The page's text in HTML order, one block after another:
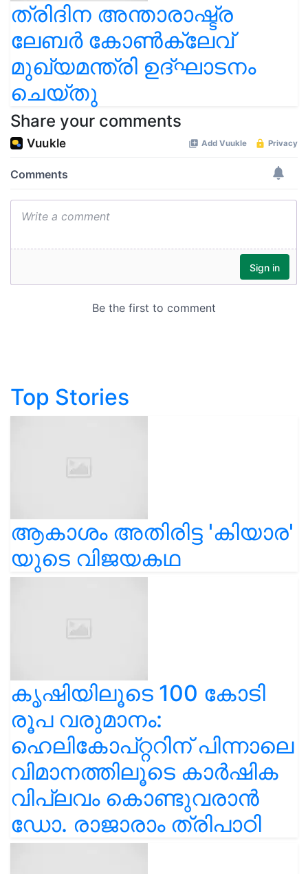
ത്രിദിന അന്താരാഷ്ട്ര
ലേബർ കോൺക്ലേവ്
മുഖ്യമന്ത്രി ഉദ്ഘാടനം
ചെയ്തു
Share your comments
Top Stories
ആകാശം അതിരിട്ട 'കിയാര'
യുടെ വിജയകഥ
കൃഷിയിലൂടെ 100 കോടി
രൂപ വരുമാനം:
ഹെലികോപ്റ്ററിന് പിന്നാലെ
വിമാനത്തിലൂടെ കാർഷിക
വിപ്ലവം കൊണ്ടുവരാൻ
ഡോ. രാജാരാം ത്രിപാഠി